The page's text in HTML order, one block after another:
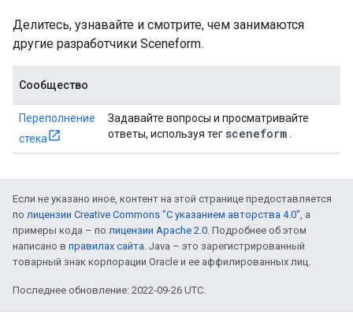
Делитесь, узнавайте и смотрите, чем занимаются
другие разработчики Sceneform.
Сообщество
Переполнение
стека
Задавайте вопросы и просматривайте
ответы, используя тег sceneform
Если не указано иное, контент на этой странице предоставляется
по лицензии Creative Commons "С указанием авторства 4.0" , а
примеры кода – по лицензии Apache 2.0 . Подробнее об этом
написано в правилах сайта . Java – это зарегистрированный
товарный знак корпорации Oracle и ее аффилированных лиц.
Последнее обновление: 2022-09-26 UTC.